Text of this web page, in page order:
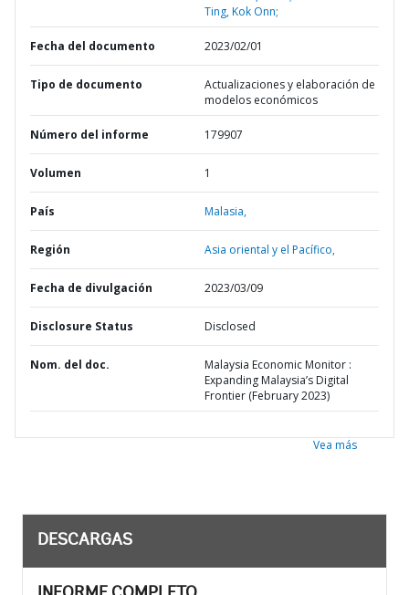
Ting, Kok Onn;
Fecha del documento 2023/02/01
Tipo de documento
Actualizaciones y elaboración de
modelos económicos
Número del informe 179907
Volumen 1
País Malasia,
Región Asia oriental y el Pacífico,
Fecha de divulgación 2023/03/09
Disclosure Status Disclosed
Nom. del doc.
Malaysia Economic Monitor :
Expanding Malaysia’s Digital
Frontier (February 2023)
Vea más
DESCARGAS